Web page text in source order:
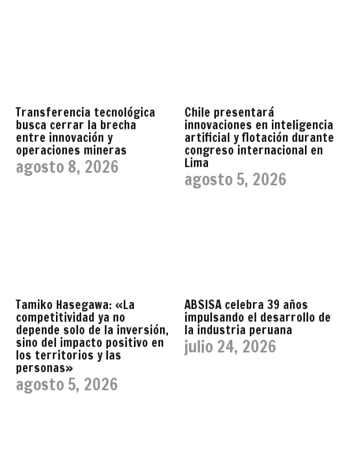
Transferencia tecnológica
busca cerrar la brecha
entre innovación y
operaciones mineras
agosto 8, 2026
Chile presentará
innovaciones en inteligencia
artificial y flotación durante
congreso internacional en
Lima
agosto 5, 2026
Tamiko Hasegawa: «La
competitividad ya no
depende solo de la inversión,
sino del impacto positivo en
los territorios y las
personas»
agosto 5, 2026
ABSISA celebra 39 años
impulsando el desarrollo de
la industria peruana
julio 24, 2026